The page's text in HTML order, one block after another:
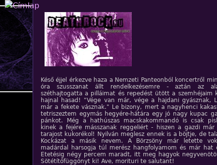
Késő éjjel érkezve haza a Nemzeti Panteonból koncertről
óra szusszanat állt rendelkezésemre - aztán az
széthajtogatta a pilláimat és repedést ütött a szemhéjaim
hajnal hasad! "Vége van már, vége a hajdani gyásznak,
már a fekete vásznak." Le bizony, mert a nagyhenci
tetriszeztem egymás hegyére-hátára egy jó nagy kupac
pánkot. Még a hathúszas macskakommandó is csak
kinek a fejére másszanak reggeliért - hiszen a gazdi már
tarajost kukorékol! Nyilván meglesz ennek is a böjtje, de
Kockázat a másik nevem. A Börzsöny már letette
madárdal harsogja túl merész hangfolyamom és már hat
Etetésig négy percem maradt, itt meg hagyok
Sötétítőfüggönyt ki! Ave, morituri te salutant!